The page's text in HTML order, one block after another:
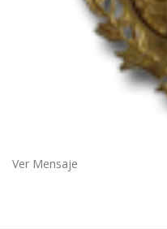
Ver Mensaje